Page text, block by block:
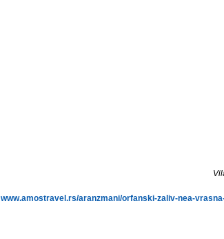
www.amostravel.rs/aranzmani/orfanski-zaliv-nea-